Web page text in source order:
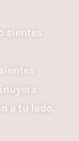
sientes
a tu lado,